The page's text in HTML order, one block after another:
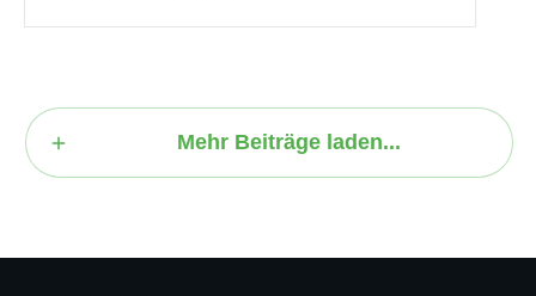
Mehr Beiträge laden...